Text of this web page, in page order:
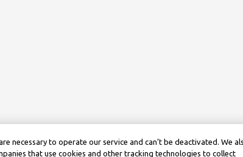
necessary to operate our service and can’t be deactivated. We
that use cookies and other tracking technologies to collect